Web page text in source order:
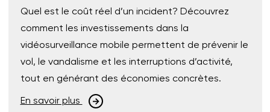
Quel est le coût réel d’un incident? Découvrez
comment les investissements dans la
vidéosurveillance mobile permettent de prévenir le
vol, le vandalisme et les interruptions d’activité,
tout en générant des économies concrètes.
En savoir plus